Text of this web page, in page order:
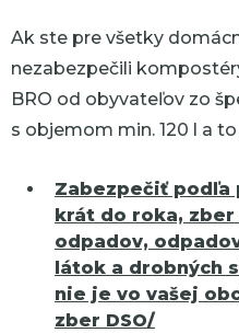
Ak ste pre všetky
nezabezpečili
BRO od obyvateľov zo
s objemom min. 120 l a to
Zabezpečiť podľa
krát do roka,
odpadov,
látok a drobných
nie je vo vašej
zber DSO/